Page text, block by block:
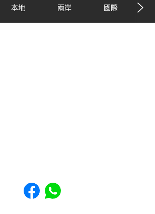
本地 兩岸 國際
Share to Facebook
Share to WhatsApp